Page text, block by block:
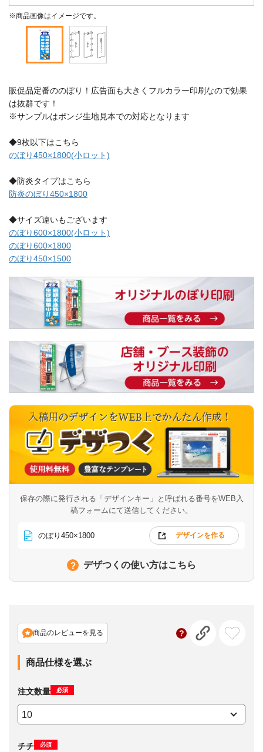
※商品画像はイメージです。
販促品定番ののぼり！広告面も大きくフルカラー印刷なので効果
は抜群です！
※サンプルはポンジ生地見本での対応となります
◆9枚以下はこちら
のぼり450×1800(小ロット)
◆防炎タイプはこちら
防炎のぼり450×1800
◆サイズ違いもございます
のぼり600×1800(小ロット)
のぼり600×1800
のぼり450×1500
保存の際に発行される「デザインキー」と呼ばれる番号をWEB入
稿フォームにて送信してください。
のぼり450×1800 デザインを作る
デザつくの使い方はこちら
商品のレビューを見る
商品仕様を選ぶ
注文数量 必須
チチ 必須